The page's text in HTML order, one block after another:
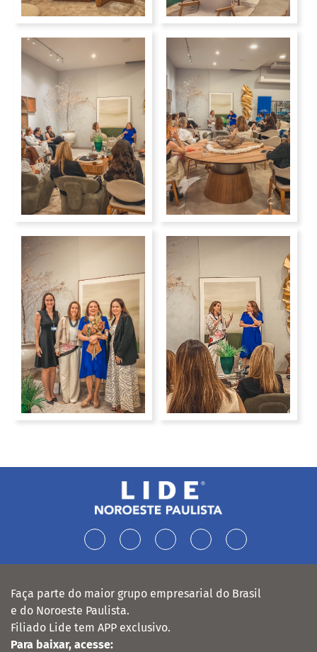
Faça parte do maior grupo empresarial do Brasil
e do Noroeste Paulista.
Filiado Lide tem APP exclusivo.
Para baixar, acesse: